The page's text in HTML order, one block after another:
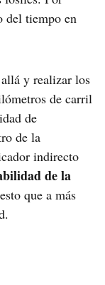
del tiempo en
y realizar los
de carril
de
de la
indirecto
de la
que a más